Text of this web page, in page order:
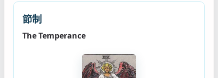
節制
The Temperance